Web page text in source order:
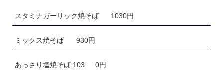
スタミナガーリック焼そば 1030円
ミックス焼そば 930円
あっさり塩焼そば 103 0円